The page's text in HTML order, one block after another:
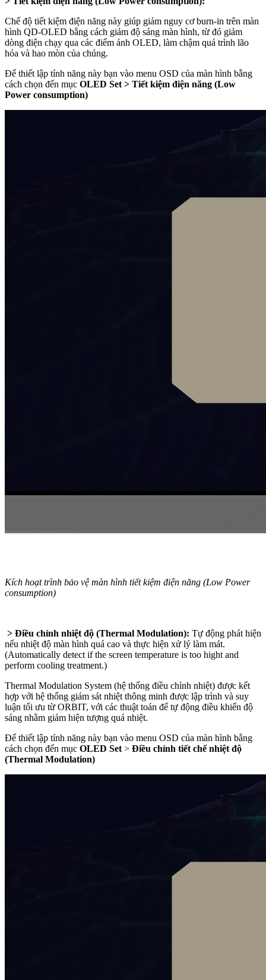
Chế độ tiết kiệm điện năng này giúp giảm nguy cơ burn-in trên màn
hình QD-OLED bằng cách giảm độ sáng màn hình, từ đó giảm
dòng điện chạy qua các điểm ảnh OLED, làm chậm quá trình lão
hóa và hao mòn của chúng.
Để thiết lập tính năng này bạn vào menu OSD của màn hình bằng
cách chọn đến mục OLED Set > Tiết kiệm điện năng (Low
Power consumption)
Kích hoạt trình bảo vệ màn hình tiết kiệm điện năng (Low Power
consumption)
> Điều chỉnh nhiệt độ (Thermal Modulation): Tự động phát hiện
nếu nhiệt độ màn hình quá cao và thực hiện xử lý làm mát.
(Automatically detect if the screen temperature is too hight and
perform cooling treatment.)
Thermal Modulation System (hệ thống điều chỉnh nhiệt) được kết
hợp với hệ thống giám sát nhiệt thông minh được lập trình và suy
luận tối ưu từ ORBIT, với các thuật toán để tự động điều khiển độ
sáng nhằm giảm hiện tượng quá nhiệt.
Để thiết lập tính năng này bạn vào menu OSD của màn hình bằng
cách chọn đến mục OLED Set > Điều chỉnh tiết chế nhiệt độ
(Thermal Modulation)